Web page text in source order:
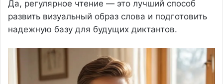
Да, регулярное чтение — это лучший способ
развить визуальный образ слова и подготовить
надежную базу для будущих диктантов.